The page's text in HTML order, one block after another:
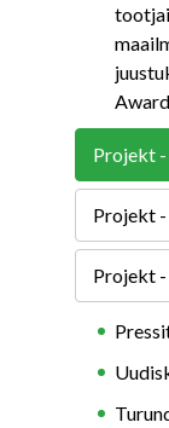
Projekt
Projekt -
Projekt